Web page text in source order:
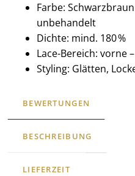
Farbe:
unbehandelt
Dichte: mind. 180 %
Lace-Bereich: vorne
Styling: Glätten,
BEWERTUNGEN
BESCHREIBUNG
LIEFERZEIT